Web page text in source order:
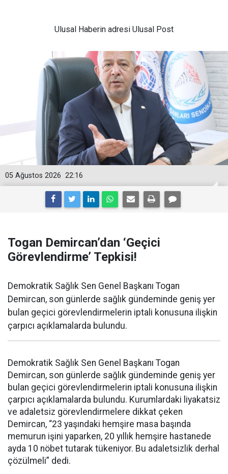
Ulusal Haberin adresi Ulusal Post
22:16
05 Ağustos 2026
Togan Demircan’dan ‘Geçici
Görevlendirme’ Tepkisi!
Demokratik Sağlık Sen Genel Başkanı Togan
Demircan, son günlerde sağlık gündeminde geniş yer
bulan geçici görevlendirmelerin iptali konusuna ilişkin
çarpıcı açıklamalarda bulundu.
Demokratik Sağlık Sen Genel Başkanı Togan
Demircan, son günlerde sağlık gündeminde geniş yer
bulan geçici görevlendirmelerin iptali konusuna ilişkin
çarpıcı açıklamalarda bulundu. Kurumlardaki liyakatsiz
ve adaletsiz görevlendirmelere dikkat çeken
Demircan, “23 yaşındaki hemşire masa başında
memurun işini yaparken, 20 yıllık hemşire hastanede
ayda 10 nöbet tutarak tükeniyor. Bu adaletsizlik derhal
çözülmeli” dedi.